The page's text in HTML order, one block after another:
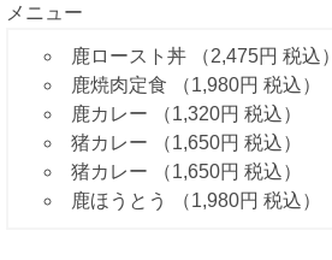
メニュー
鹿ロースト丼 （2,475円 税込）
鹿焼肉定食 （1,980円 税込）
鹿カレー （1,320円 税込）
猪カレー （1,650円 税込）
猪カレー （1,650円 税込）
鹿ほうとう （1,980円 税込）